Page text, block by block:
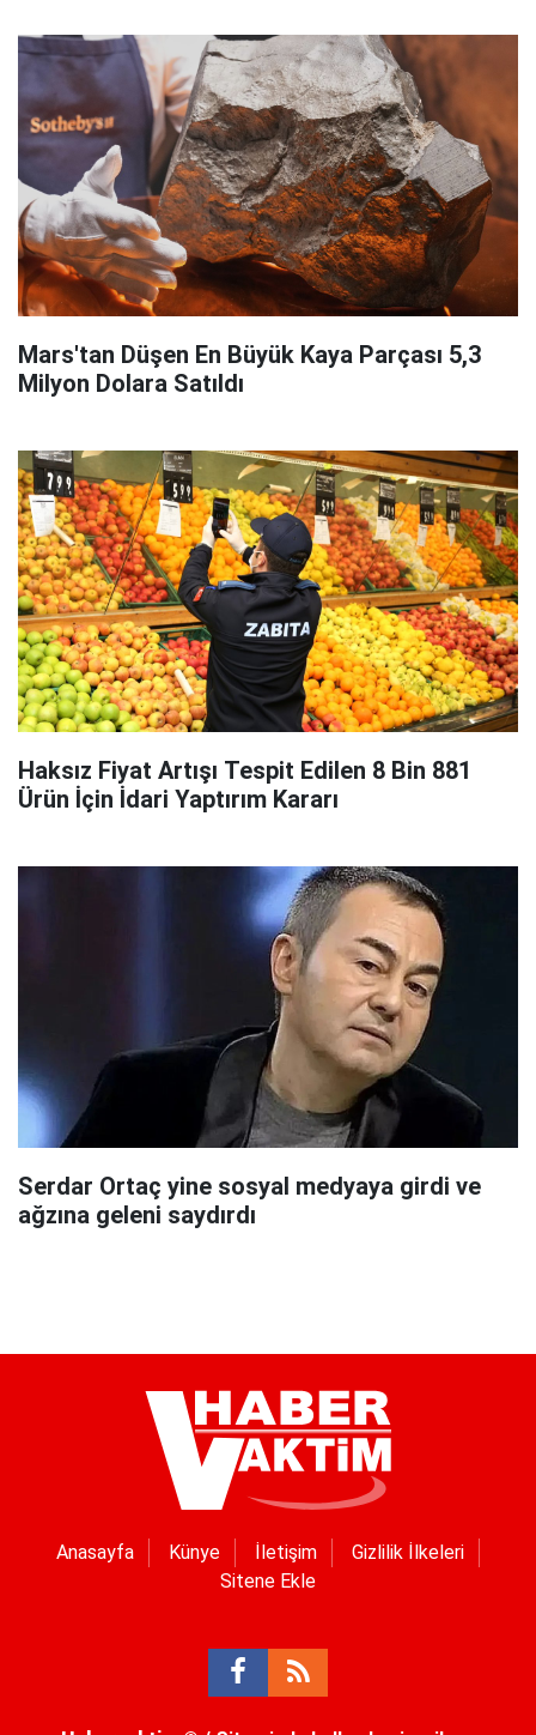
Mars'tan Düşen En Büyük Kaya Parçası 5,3
Milyon Dolara Satıldı
Haksız Fiyat Artışı Tespit Edilen 8 Bin 881
Ürün İçin İdari Yaptırım Kararı
Serdar Ortaç yine sosyal medyaya girdi ve
ağzına geleni saydırdı
Anasayfa Künye İletişim
Gizlilik İlkeleri
Sitene Ekle